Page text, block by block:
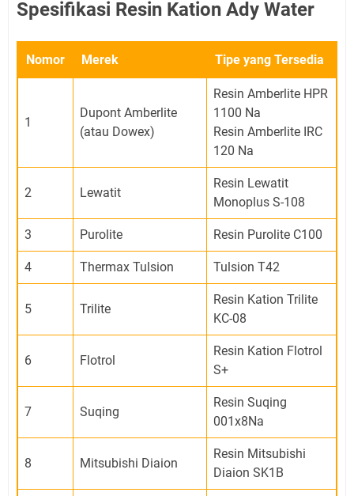
Spesifikasi Resin Kation Ady Water
Nomor Merek Tipe yang Tersedia
1
Dupont Amberlite
(atau Dowex)
Resin Amberlite HPR
1100 Na
Resin Amberlite IRC
120 Na
2 Lewatit
Resin Lewatit
Monoplus S-108
3 Purolite Resin Purolite C100
4 Thermax Tulsion Tulsion T42
5 Trilite
Resin Kation Trilite
KC-08
6 Flotrol
Resin Kation Flotrol
S+
7 Suqing
Resin Suqing
001x8Na
8 Mitsubishi Diaion
Resin Mitsubishi
Diaion SK1B